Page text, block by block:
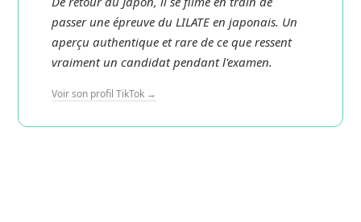
passer une épreuve du LILATE en japonais. Un
aperçu authentique et rare de ce que ressent
vraiment un candidat pendant l'examen.
Voir son profil TikTok →